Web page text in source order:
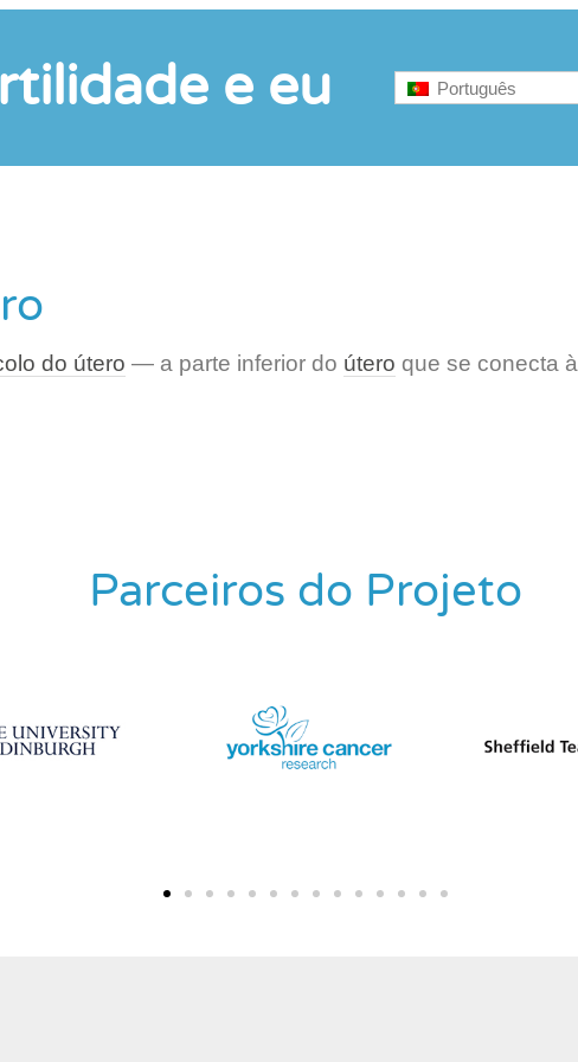
e eu Português
do útero — a parte inferior do útero que se conecta à
Parceiros do Projeto